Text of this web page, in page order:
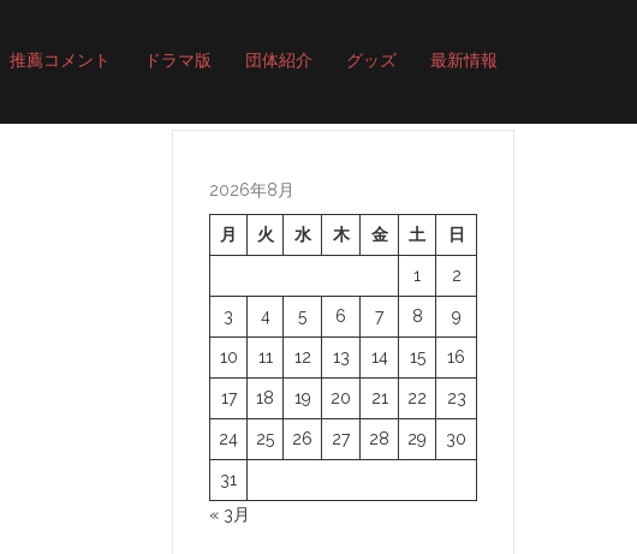
推薦コメント ドラマ版 団体紹介 グッズ 最新情報
2026年8月
月 火 水 木 金 土 日
1 2
3 4 5 6 7 8 9
10 11 12 13 14 15 16
17 18 19 20 21 22 23
24 25 26 27 28 29 30
31
« 3月